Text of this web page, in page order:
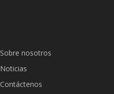
Sobre nosotros
Noticias
Contáctenos